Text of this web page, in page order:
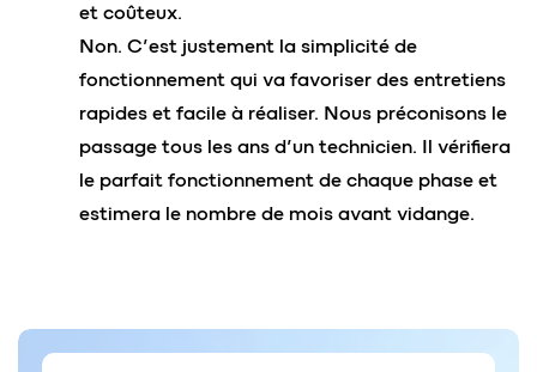
et coûteux.
Non. C’est justement la simplicité de
fonctionnement qui va favoriser des entretiens
rapides et facile à réaliser. Nous préconisons le
passage tous les ans d’un technicien. Il vérifiera
le parfait fonctionnement de chaque phase et
estimera le nombre de mois avant vidange.